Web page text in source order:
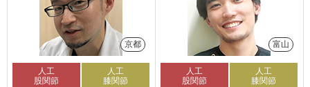
京都
人工
股関節
人工
膝関節
富山
人工
股関節
人工
膝関節